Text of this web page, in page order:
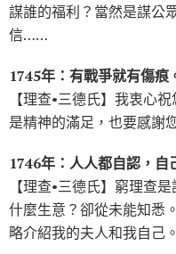
謀誰的福利？當然是謀公
信……
1745年：有戰爭就有傷痕
【理查•三德氏】我衷心
是精神的滿足，也要感謝
1746年：人人都自認，自
【理查•三德氏】窮理查
什麼生意？卻從未能知悉
略介紹我的夫人和我自己。